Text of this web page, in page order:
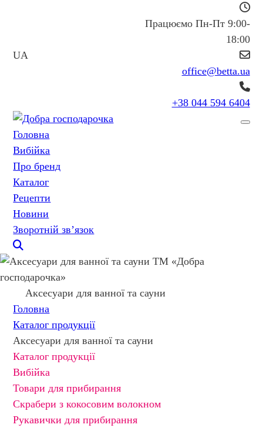
UA
Працюємо Пн-Пт 9:00-
18:00
office@betta.ua
+38 044 594 6404
Головна
Вибійка
Про бренд
Каталог
Рецепти
Новини
Зворотній зв’язок
Аксесуари для ванної та сауни
Головна
Каталог продукції
Аксесуари для ванної та сауни
Каталог продукції
Вибійка
Товари для прибирання
Скрабери з кокосовим волокном
Рукавички для прибирання